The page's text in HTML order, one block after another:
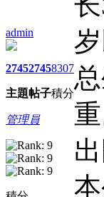
admin
2745
主題
2745
帖子
8307
積分
管理員